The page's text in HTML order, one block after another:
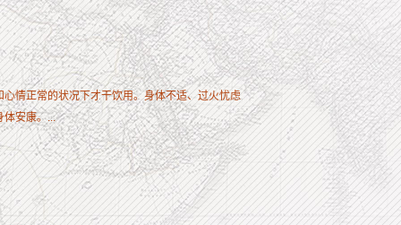
情正常的状况下才干饮用。身体不适、过火忧虑
体安康。...